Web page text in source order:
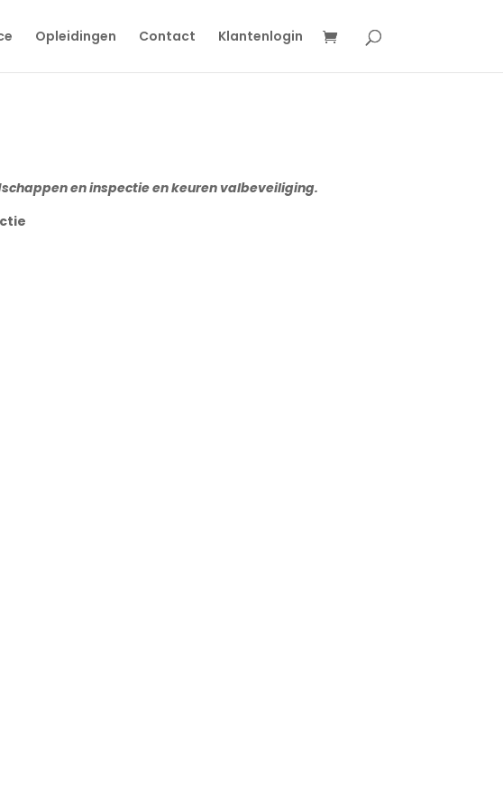
Opleidingen Contact Klantenlogin
en inspectie en keuren valbeveiliging.